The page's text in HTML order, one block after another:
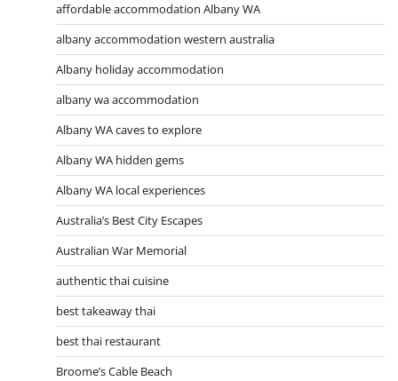
affordable accommodation Albany WA
albany accommodation western australia
Albany holiday accommodation
albany wa accommodation
Albany WA caves to explore
Albany WA hidden gems
Albany WA local experiences
Australia’s Best City Escapes
Australian War Memorial
authentic thai cuisine
best takeaway thai
best thai restaurant
Broome’s Cable Beach